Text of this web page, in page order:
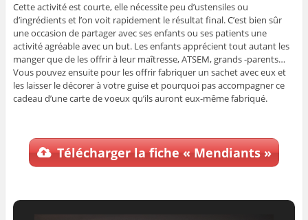
Cette activité est courte, elle nécessite peu d’ustensiles ou
d’ingrédients et l’on voit rapidement le résultat final.C’est bien sûr
une occasion de partager avec ses enfants ou ses patients une
activité agréable avec un but. Les enfants apprécient tout autant les
manger que de les offrir à leur maîtresse, ATSEM, grands -parents…
Vous pouvez ensuite pour les offrir fabriquer un sachet avec eux et
les laisser le décorer à votre guise et pourquoi pas accompagner ce
cadeau d’une carte de voeux qu’ils auront eux-même fabriqué.
Télécharger la fiche « Mendiants »